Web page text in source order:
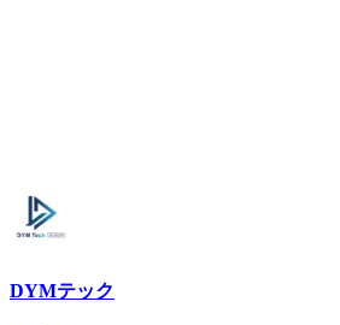
DYMテック